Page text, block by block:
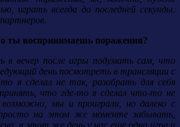
играть всегда до последней секунды.
ты воспринимаешь поражения?
в вечер после игры подумать сам, что
день посмотреть в трансляции с
я сделал не так, разобрать для себя
что где-то я сделал что-то не
мы и проиграли, но далеко с
на этом же моменте забывать,
в этот же день у нас еще одна игра и